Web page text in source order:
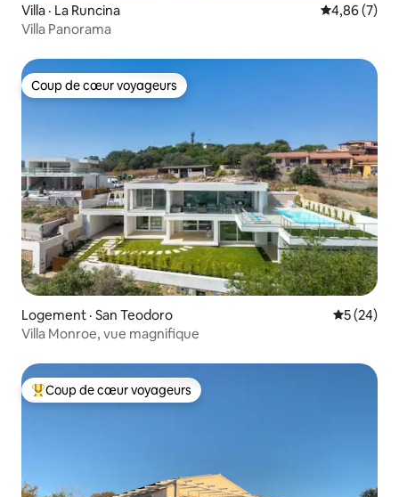
Villa · La Runcina Note
4,86 (7)
Villa Panorama
Coup de cœur voyageurs
Coup de cœur voyageurs
Logement · San Teodoro Note
5 (24)
Villa Monroe, vue magnifique
Coup de cœur voyageurs parmi les plus aimés
Coup de cœur voyageurs